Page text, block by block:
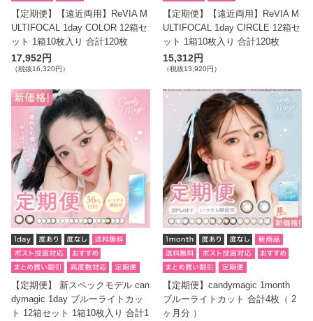
【定期便】【遠近両用】ReVIA M
ULTIFOCAL 1day COLOR 12箱セ
ット 1箱10枚入り 合計120枚
17,952円
（税抜16,320円）
【定期便】【遠近両用】ReVIA M
ULTIFOCAL 1day CIRCLE 12箱セ
ット 1箱10枚入り 合計120枚
15,312円
（税抜13,920円）
【定期便】 新スペックモデル can
dymagic 1day ブルーライトカッ
ト 12箱セット 1箱10枚入り 合計1
【定期便】candymagic 1month
ブルーライトカット 合計4枚（ 2
ヶ月分 ）